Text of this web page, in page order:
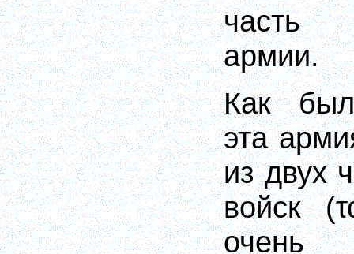
часть
армии.
Как
эта
из двух
войск